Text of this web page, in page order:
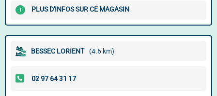
PLUS D'INFOS SUR CE MAGASIN
BESSEC LORIENT (4.6 km)